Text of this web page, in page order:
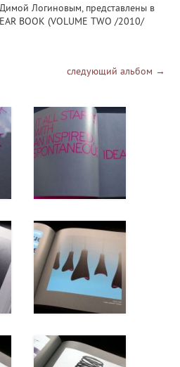
Логиновым, представлены в
BOOK (VOLUME TWO /2010/
следующий альбом →